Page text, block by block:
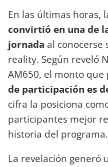
En las últimas horas,
convirtió en una de
jornada al conocerse
reality. Según reveló
AM650, el monto que
de participación es
cifra la posiciona
participantes mejor
historia del programa.
La revelación generó